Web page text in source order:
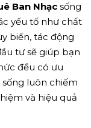
Ban Nhạc sống
yếu tố như chất
biến, tác động
tư sẽ giúp bạn
đều có ưu
luôn chiếm
và hiệu quả